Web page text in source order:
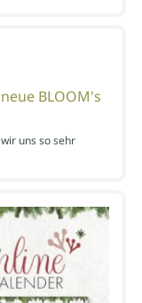
BLOOM's
uns so sehr